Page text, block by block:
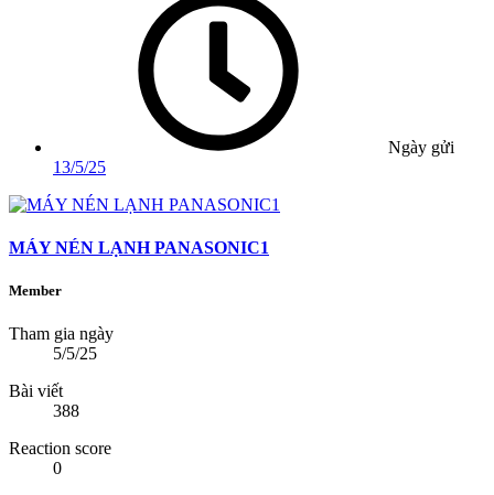
Ngày gửi
13/5/25
MÁY NÉN LẠNH PANASONIC1
Member
Tham gia ngày
5/5/25
Bài viết
388
Reaction score
0